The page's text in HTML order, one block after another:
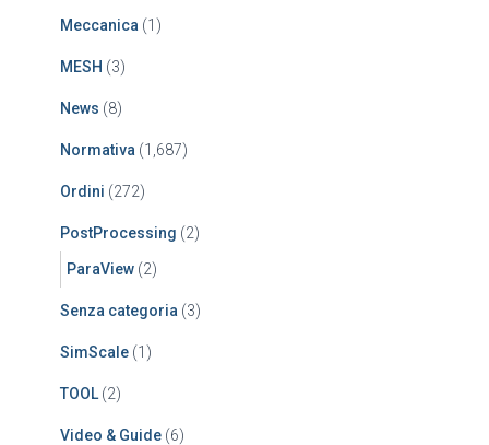
Meccanica (1)
MESH (3)
News (8)
Normativa (1,687)
Ordini (272)
PostProcessing (2)
ParaView (2)
Senza categoria (3)
SimScale (1)
TOOL (2)
Video & Guide (6)